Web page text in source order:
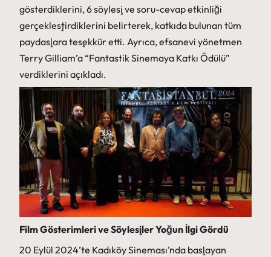
gösterdiklerini, 6 söyleşi ve soru-cevap etkinliği
gerçekleştirdiklerini belirterek, katkıda bulunan tüm
paydaşlara teşekkür etti. Ayrıca, efsanevi yönetmen
Terry Gilliam’a “Fantastik Sinemaya Katkı Ödülü”
verdiklerini açıkladı.
Film Gösterimleri ve Söyleşiler Yoğun İlgi Gördü
20 Eylül 2024’te Kadıköy Sineması’nda başlayan